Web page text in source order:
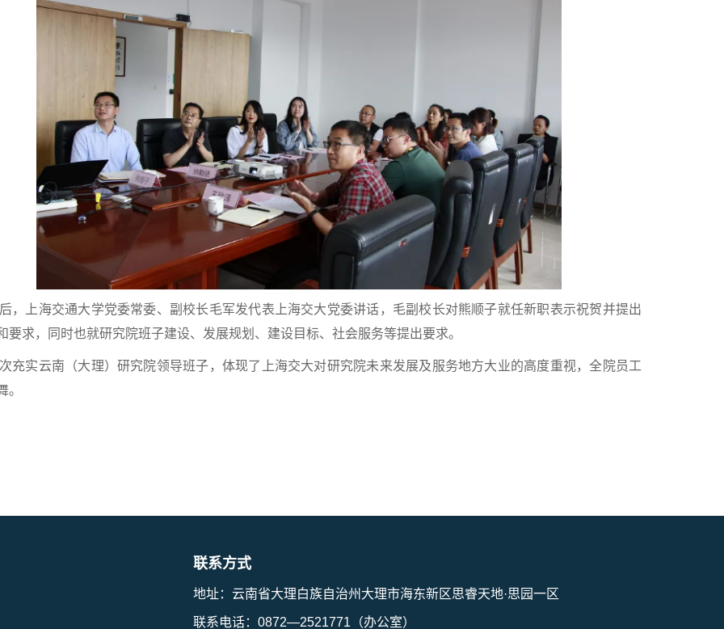
，上海交通大学党委常委、副校长毛军发代表上海交大党委讲话，毛副校长对熊顺子就任新职表示祝贺并提出
要求，同时也就研究院班子建设、发展规划、建设目标、社会服务等提出要求。
充实云南（大理）研究院领导班子，体现了上海交大对研究院未来发展及服务地方大业的高度重视，全院员工
。
联系方式
地址：云南省大理白族自治州大理市海东新区思睿天地·思园一区
联系电话：0872—2521771（办公室）